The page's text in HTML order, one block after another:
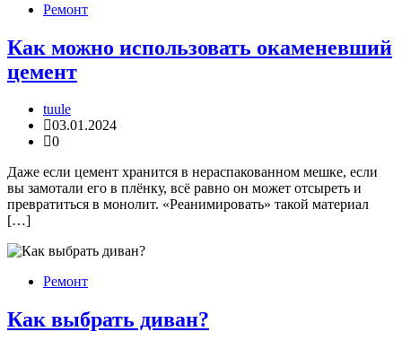
Ремонт
Как можно использовать окаменевший
цемент
tuule
03.01.2024
0
Даже если цемент хранится в нераспакованном мешке, если
вы замотали его в плёнку, всё равно он может отсыреть и
превратиться в монолит. «Реанимировать» такой материал
[…]
Ремонт
Как выбрать диван?